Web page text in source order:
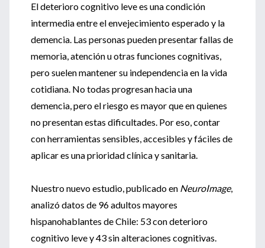
El deterioro cognitivo leve es una condición
intermedia entre el envejecimiento esperado y la
demencia. Las personas pueden presentar fallas de
memoria, atención u otras funciones cognitivas,
pero suelen mantener su independencia en la vida
cotidiana. No todas progresan hacia una
demencia, pero el riesgo es mayor que en quienes
no presentan estas dificultades. Por eso, contar
con herramientas sensibles, accesibles y fáciles de
aplicar es una prioridad clínica y sanitaria.
Nuestro nuevo estudio, publicado en NeuroImage,
analizó datos de 96 adultos mayores
hispanohablantes de Chile: 53 con deterioro
cognitivo leve y 43 sin alteraciones cognitivas.